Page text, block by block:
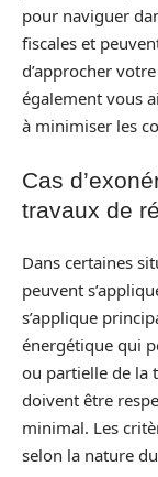
pour naviguer
fiscales et
d’approcher
également vous
à minimiser les
Cas
travaux de
Dans certaines
peuvent
s’applique
énergétique qui
ou partielle de la
doivent être
minimal. Les
selon la nature